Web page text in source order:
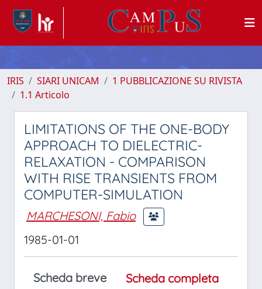
IRIS SIARI UNICAM
1 PUBBLICAZIONE SU RIVISTA
1.1 Articolo
LIMITATIONS OF THE ONE-BODY
APPROACH TO DIELECTRIC-
RELAXATION - COMPARISON
WITH RISE TRANSIENTS FROM
COMPUTER-SIMULATION
MARCHESONI, Fabio
1985-01-01
Scheda breve
Scheda completa